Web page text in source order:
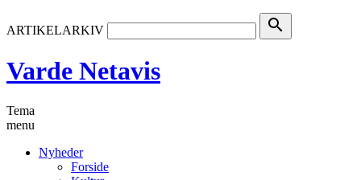
ARTIKELARKIV search
Varde Netavis
Tema
menu
Nyheder
Forside